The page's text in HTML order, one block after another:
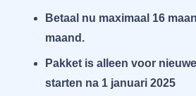
Betaal nu maximaal 16
maand.
Pakket is alleen voor
starten na 1 januari 2025